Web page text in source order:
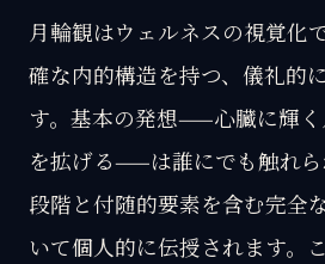
月輪観はウェルネスの視覚化
確な内的構造を持つ、儀礼的
す。基本の発想——心臓に輝
を拡げる——は誰にでも触れ
段階と付随的要素を含む完全
いて個人的に伝授されます。